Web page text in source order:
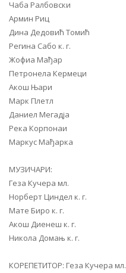
Чаба Ралбовски
Армин Риц
Дина Дедовић Томић
Регина Сабо к. г.
Жофиа Мађар
Петронела Кермеци
Акош Њари
Марк Плетл
Даниел Мегадја
Река Корпонаи
Маркус Мађарка
МУЗИЧАРИ:
Геза Кучера мл.
Норберт Циндел к. г.
Мате Биро к. г.
Акош Диенеш к. г.
Никола Домањ к. г.
КОРЕПЕТИТОР: Геза Кучера мл.